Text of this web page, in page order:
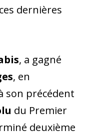
dernières
, a gagné
, en
son précédent
du Premier
deuxième